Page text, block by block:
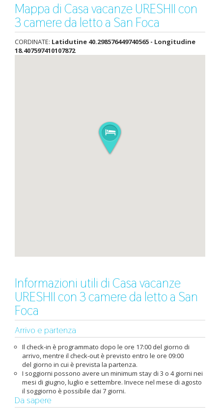
Mappa di Casa vacanze URESHII con
3 camere da letto a San Foca
CORDINATE: Latidutine 40.298576449740565 - Longitudine
18.407597410107872
Informazioni utili di Casa vacanze
URESHII con 3 camere da letto a San
Foca
Arrivo e partenza
Il check-in è programmato dopo le ore 17:00 del giorno di
arrivo, mentre il check-out è previsto entro le ore 09:00
del giorno in cui è prevista la partenza.
I soggiorni possono avere un minimum stay di 3 o 4 giorni nei
mesi di giugno, luglio e settembre. Invece nel mese di agosto
il soggiorno è possibile dai 7 giorni.
Da sapere